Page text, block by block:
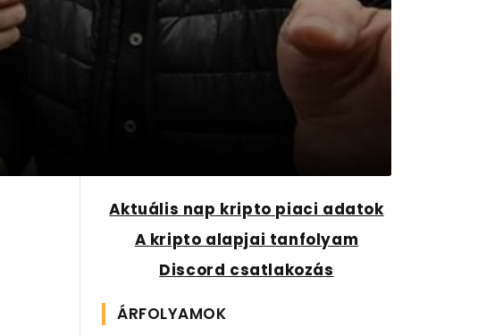
Aktuális nap kripto piaci adatok
A kripto alapjai tanfolyam
Discord csatlakozás
ÁRFOLYAMOK